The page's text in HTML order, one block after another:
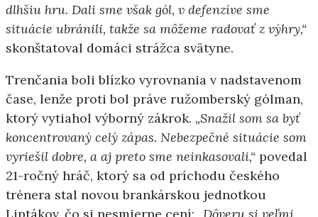
dlhšiu hru. Dali sme však gól, v defenzíve sme
situácie ubránili, takže sa môžeme radovať z výhry,“
skonštatoval domáci strážca svätyne.
Trenčania boli blízko vyrovnania v nadstavenom
čase, lenže proti bol práve ružomberský gólman,
ktorý vytiahol výborný zákrok. „Snažil som sa byť
koncentrovaný celý zápas. Nebezpečné situácie som
vyriešil dobre, a aj preto sme neinkasovali,“ povedal
21-ročný hráč, ktorý sa od príchodu českého
trénera stal novou brankárskou jednotkou